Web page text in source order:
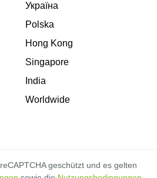
Україна
Polska
Hong Kong
Singapore
India
Worldwide
geschützt und es gelten